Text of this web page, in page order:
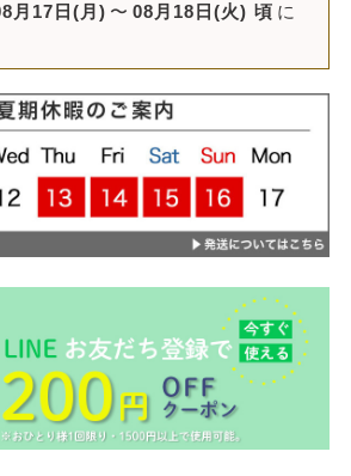
月17日(月) 〜 08月18日(火) 頃 に